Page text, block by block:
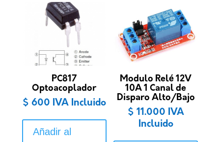
PC817
Optoacoplador
$ 600 IVA Incluido
Añadir al
Modulo Relé 12V
10A 1 Canal de
Disparo Alto/Bajo
$ 11.000
IVA
Incluido